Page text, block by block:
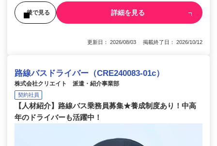
後で見る 詳細を見る
更新日： 2026/08/03 掲載終了日： 2026/10/12
路線バスドライバー（CRE240083-01c）
株式会社クリエイト 派遣・紹介事業部
契約社員
【人材紹介】路線バス乗務員募集★養成制度あり！中高
年のドライバーも活躍中！